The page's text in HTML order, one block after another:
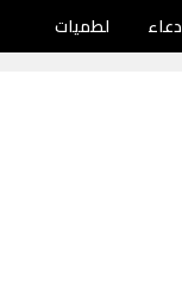
دعاء لطميات